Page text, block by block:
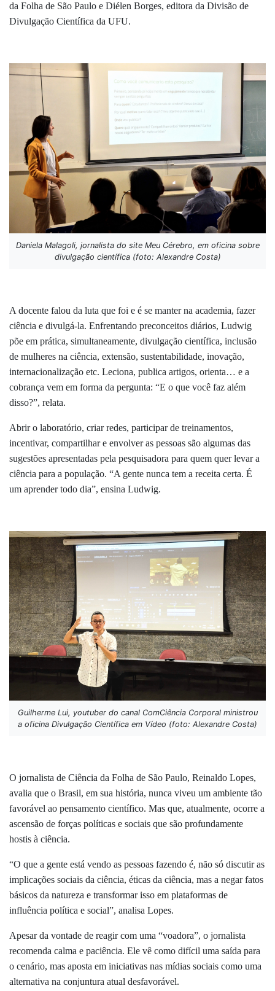
da Folha de São Paulo e Diélen Borges, editora da Divisão de
Divulgação Científica da UFU.
Daniela Malagoli, jornalista do site Meu Cérebro, em oficina sobre
divulgação científica (foto: Alexandre Costa)
A docente falou da luta que foi e é se manter na academia, fazer
ciência e divulgá-la. Enfrentando preconceitos diários, Ludwig
põe em prática, simultaneamente, divulgação científica, inclusão
de mulheres na ciência, extensão, sustentabilidade, inovação,
internacionalização etc. Leciona, publica artigos, orienta… e a
cobrança vem em forma da pergunta: “E o que você faz além
disso?”, relata.
Abrir o laboratório, criar redes, participar de treinamentos,
incentivar, compartilhar e envolver as pessoas são algumas das
sugestões apresentadas pela pesquisadora para quem quer levar a
ciência para a população. “A gente nunca tem a receita certa. É
um aprender todo dia”, ensina Ludwig.
Guilherme Lui, youtuber do canal ComCiência Corporal ministrou
a oficina Divulgação Científica em Vídeo (foto: Alexandre Costa)
O jornalista de Ciência da Folha de São Paulo, Reinaldo Lopes,
avalia que o Brasil, em sua história, nunca viveu um ambiente tão
favorável ao pensamento científico. Mas que, atualmente, ocorre a
ascensão de forças políticas e sociais que são profundamente
hostis à ciência.
“O que a gente está vendo as pessoas fazendo é, não só discutir as
implicações sociais da ciência, éticas da ciência, mas a negar fatos
básicos da natureza e transformar isso em plataformas de
influência política e social”, analisa Lopes.
Apesar da vontade de reagir com uma “voadora”, o jornalista
recomenda calma e paciência. Ele vê como difícil uma saída para
o cenário, mas aposta em iniciativas nas mídias sociais como uma
alternativa na conjuntura atual desfavorável.